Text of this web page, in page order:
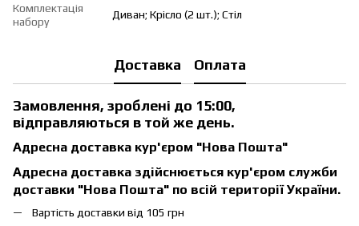
Комплектація
набору
Диван; Крісло (2 шт.); Стіл
Доставка Оплата
Замовлення, зроблені до 15:00,
відправляються в той же день.
Адресна доставка кур'єром "Нова Пошта"
Адресна доставка здійснюється кур'єром служби
доставки "Нова Пошта" по всій території України.
Вартість доставки від 105 грн